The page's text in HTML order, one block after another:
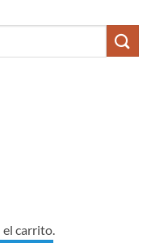
el carrito.